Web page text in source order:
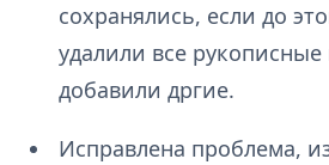
сохранялись, если до
удалили все
добавили дргие.
Исправлена проблема,